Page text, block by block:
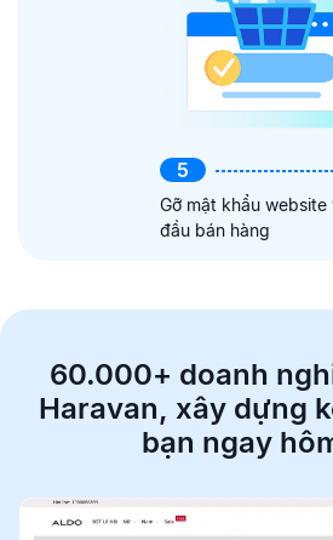
5
Gỡ mật khẩu website
đầu bán hàng
60.000+ doanh
Haravan, xây dựng
bạn ngay